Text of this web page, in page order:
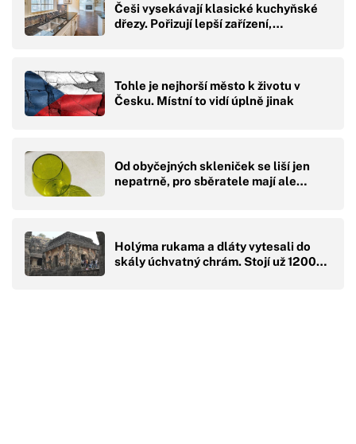
Češi vysekávají klasické kuchyňské
dřezy. Pořizují lepší zařízení,…
Tohle je nejhorší město k životu v
Česku. Místní to vidí úplně jinak
Od obyčejných skleniček se liší jen
nepatrně, pro sběratele mají ale…
Holýma rukama a dláty vytesali do
skály úchvatný chrám. Stojí už 1200…